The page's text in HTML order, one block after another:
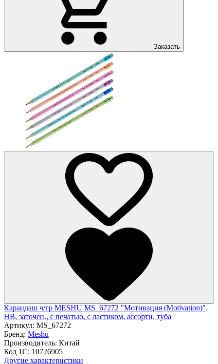
Заказать
Карандаш ч/гр MESHU MS_67272 "Мотивация (Motivation)",
HB, заточен., с печатью, с ластиком, ассорти, туба
Артикул: MS_67272
Бренд: Meshu
Производитель: Китай
Код 1С: 10726905
Другие характеристики